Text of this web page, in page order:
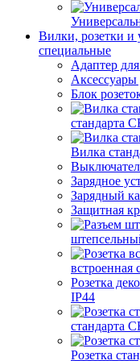
Вилки, розетки и
специальные
Адаптер
Блок
стандарта
Вилка
Зарядное
Зарядный
Защитная
встроенная
Розетка
IP44
стандарта
Розетка